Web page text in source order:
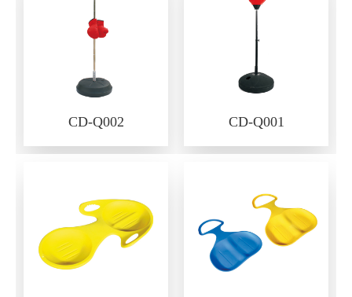
CD-Q002 CD-Q001